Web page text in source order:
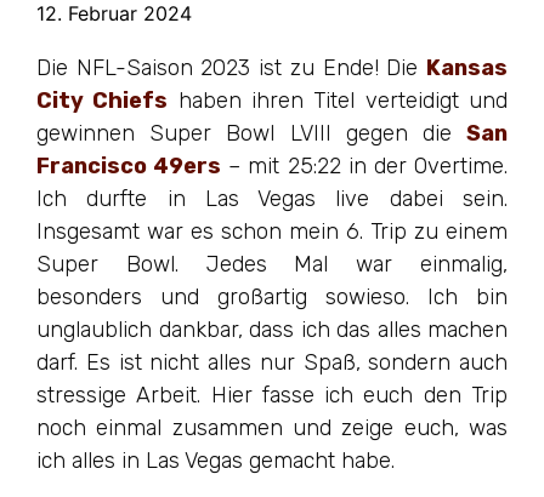
12. Februar 2024
Die NFL-Saison 2023 ist zu Ende! Die Kansas
City Chiefs haben ihren Titel verteidigt und
gewinnen Super Bowl LVIII gegen die San
Francisco 49ers – mit 25:22 in der Overtime.
Ich durfte in Las Vegas live dabei sein.
Insgesamt war es schon mein 6. Trip zu einem
Super Bowl. Jedes Mal war einmalig,
besonders und großartig sowieso. Ich bin
unglaublich dankbar, dass ich das alles machen
darf. Es ist nicht alles nur Spaß, sondern auch
stressige Arbeit. Hier fasse ich euch den Trip
noch einmal zusammen und zeige euch, was
ich alles in Las Vegas gemacht habe.